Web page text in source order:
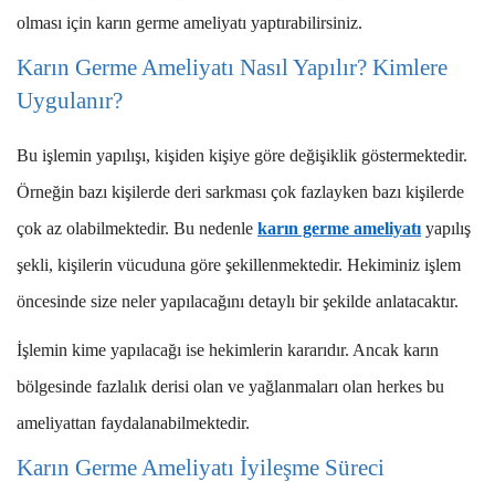
olması için karın germe ameliyatı yaptırabilirsiniz.
Karın Germe Ameliyatı Nasıl Yapılır? Kimlere
Uygulanır?
Bu işlemin yapılışı, kişiden kişiye göre değişiklik göstermektedir.
Örneğin bazı kişilerde deri sarkması çok fazlayken bazı kişilerde
çok az olabilmektedir. Bu nedenle karın germe ameliyatı yapılış
şekli, kişilerin vücuduna göre şekillenmektedir. Hekiminiz işlem
öncesinde size neler yapılacağını detaylı bir şekilde anlatacaktır.
İşlemin kime yapılacağı ise hekimlerin kararıdır. Ancak karın
bölgesinde fazlalık derisi olan ve yağlanmaları olan herkes bu
ameliyattan faydalanabilmektedir.
Karın Germe Ameliyatı İyileşme Süreci